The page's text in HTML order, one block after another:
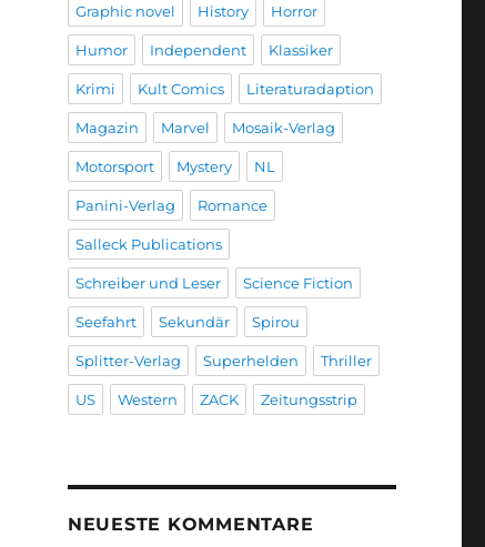
Graphic novel History Horror
Humor Independent Klassiker
Krimi Kult Comics Literaturadaption
Magazin Marvel Mosaik-Verlag
Motorsport Mystery NL
Panini-Verlag Romance
Salleck Publications
Schreiber und Leser Science Fiction
Seefahrt Sekundär Spirou
Splitter-Verlag Superhelden Thriller
US Western ZACK Zeitungsstrip
NEUESTE KOMMENTARE